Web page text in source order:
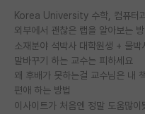
외부에서 괜찮은 랩을 알아보는
소재분야 석박사 대학원생 + 물박
말바꾸기 하는 교수는 피하세요
편애 하는 방법
이사이트가 처음엔 정말 도움많이